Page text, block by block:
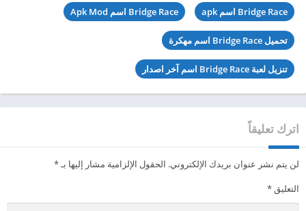
Bridge Race اسم apk Bridge Race اسم Apk Mod
تحميل Bridge Race اسم مهكرة
تنزيل لعبة Bridge Race اسم آخر اصدار
اترك تعليقاً
لن يتم نشر عنوان بريدك الإلكتروني. الحقول الإلزامية مشار إليها بـ*
التعليق*